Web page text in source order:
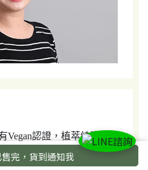
售完，貨到通知我
Vegan認證，植萃純素真的